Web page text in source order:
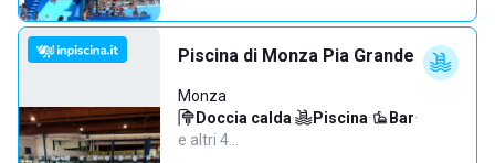
Piscina di Monza Pia Grande
Monza
Doccia calda· Piscina· Bar·
e altri 4…